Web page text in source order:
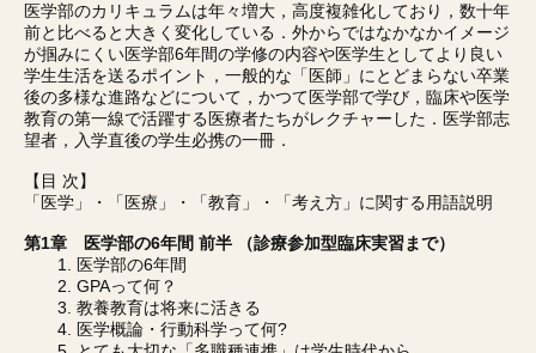
医学部のカリキュラムは年々増大，高度複雑化しており，数十年
前と比べると大きく変化している．外からではなかなかイメージ
が掴みにくい医学部6年間の学修の内容や医学生としてより良い
学生生活を送るポイント，一般的な「医師」にとどまらない卒業
後の多様な進路などについて，かつて医学部で学び，臨床や医学
教育の第一線で活躍する医療者たちがレクチャーした．医学部志
望者，入学直後の学生必携の一冊．
【目 次】
「医学」・「医療」・「教育」・「考え方」に関する用語説明
第1章 医学部の6年間 前半 （診療参加型臨床実習まで）
1. 医学部の6年間
2. GPAって何？
3. 教養教育は将来に活きる
4. 医学概論・行動科学って何?